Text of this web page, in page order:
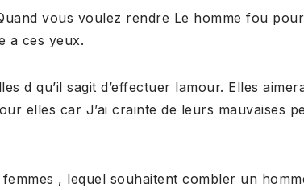
vous voulez rendre Le homme fou
a ces yeux.
d qu’il sagit d’effectuer lamour. Elles
elles car J’ai crainte de leurs mauvaises
, lequel souhaitent combler un